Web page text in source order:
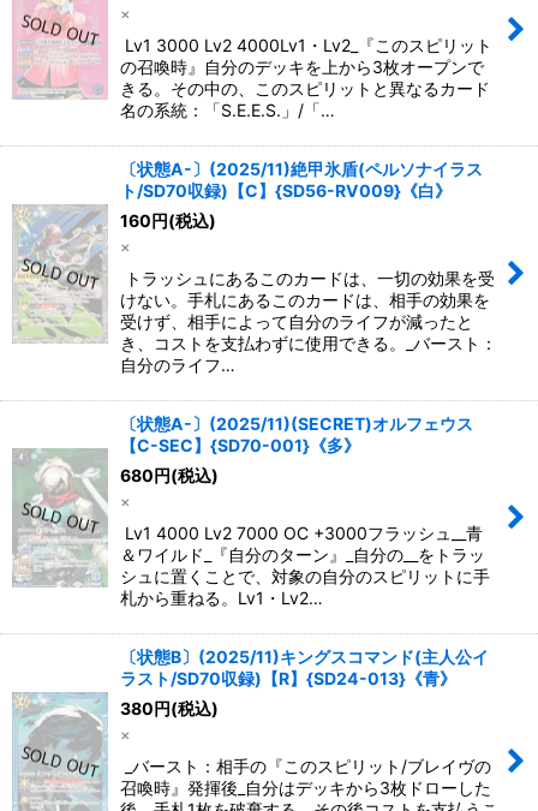
×
Lv1 3000 Lv2 4000Lv1・Lv2_『このスピリット
の召喚時』自分のデッキを上から3枚オープンで
きる。その中の、このスピリットと異なるカード
名の系統：「S.E.E.S.」/「…
〔状態A-〕(2025/11)絶甲氷盾(ペルソナイラス
ト/SD70収録)【C】{SD56-RV009}《白》
160 円(税込)
×
トラッシュにあるこのカードは、一切の効果を受
けない。手札にあるこのカードは、相手の効果を
受けず、相手によって自分のライフが減ったと
き、コストを支払わずに使用できる。_バースト：
自分のライフ…
〔状態A-〕(2025/11)(SECRET)オルフェウス
【C-SEC】{SD70-001}《多》
680 円(税込)
×
Lv1 4000 Lv2 7000 OC +3000フラッシュ__青
＆ワイルド_『自分のターン』_自分の__をトラッ
シュに置くことで、対象の自分のスピリットに手
札から重ねる。Lv1・Lv2…
〔状態B〕(2025/11)キングスコマンド(主人公イ
ラスト/SD70収録)【R】{SD24-013}《青》
380 円(税込)
×
_バースト：相手の『このスピリット/ブレイヴの
召喚時』発揮後_自分はデッキから3枚ドローした